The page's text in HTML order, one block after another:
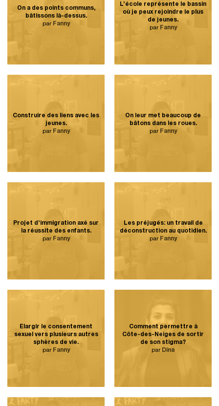
On a des points communs,
bâtissons là-dessus.
par Fanny
L’école représente le bassin
où je peux rejoindre le plus
de jeunes.
par Fanny
Construire des liens avec les
jeunes.
par Fanny
On leur met beaucoup de
bâtons dans les roues.
par Fanny
Projet d’immigration axé sur
la réussite des enfants.
par Fanny
Les préjugés: un travail de
déconstruction au quotidien.
par Fanny
Élargir le consentement
sexuel vers plusieurs autres
sphères de vie.
par Fanny
Comment permettre à
Côte-des-Neiges de sortir
de son stigma?
par Dina